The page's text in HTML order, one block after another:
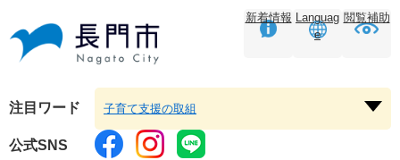
頭
す。
飛
し
新着情報 Languag
e
閲覧補助
注目ワード 子育て支援の取組
公式SNS